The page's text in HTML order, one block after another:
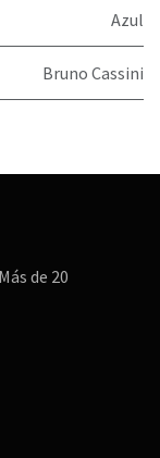
Azul
Bruno Cassini
de 20